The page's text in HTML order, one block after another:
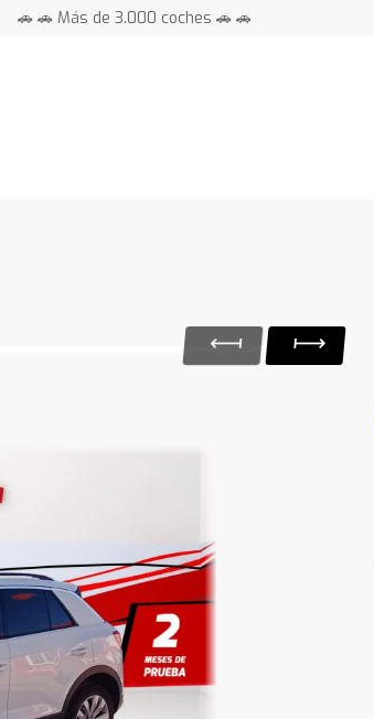
🚗 🚗 Más de 3.000 coches 🚗 🚗